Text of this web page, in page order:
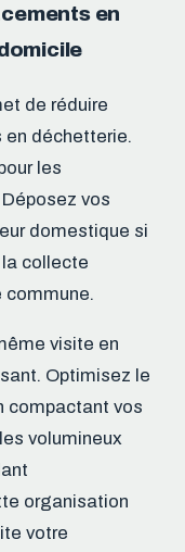
en
de réduire
en déchetterie.
les
vos
domestique si
collecte
commune.
visite en
Optimisez le
compactant vos
volumineux
organisation
votre